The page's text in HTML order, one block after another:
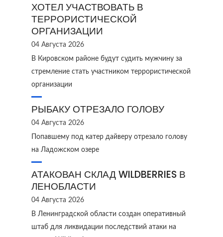
ХОТЕЛ УЧАСТВОВАТЬ В
ТЕРРОРИСТИЧЕСКОЙ
ОРГАНИЗАЦИИ
04 Августа 2026
В Кировском районе будут судить мужчину за
стремление стать участником террористической
организации
РЫБАКУ ОТРЕЗАЛО ГОЛОВУ
04 Августа 2026
Попавшему под катер дайверу отрезало голову
на Ладожском озере
АТАКОВАН СКЛАД WILDBERRIES В
ЛЕНОБЛАСТИ
04 Августа 2026
В Ленинградской области создан оперативный
штаб для ликвидации последствий атаки на